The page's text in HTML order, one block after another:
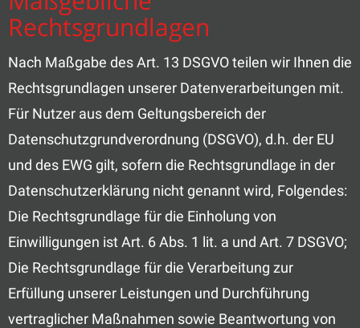
Rechtsgrundlagen
Nach Maßgabe des Art. 13 DSGVO teilen wir Ihnen die
Rechtsgrundlagen unserer Datenverarbeitungen mit.
Für Nutzer aus dem Geltungsbereich der
Datenschutzgrundverordnung (DSGVO), d.h. der EU
und des EWG gilt, sofern die Rechtsgrundlage in der
Datenschutzerklärung nicht genannt wird, Folgendes:
Die Rechtsgrundlage für die Einholung von
Einwilligungen ist Art. 6 Abs. 1 lit. a und Art. 7 DSGVO;
Die Rechtsgrundlage für die Verarbeitung zur
Erfüllung unserer Leistungen und Durchführung
vertraglicher Maßnahmen sowie Beantwortung von